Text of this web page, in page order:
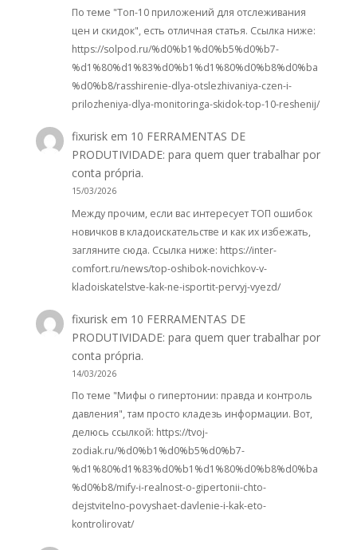
По теме "Топ-10 приложений для отслеживания
цен и скидок", есть отличная статья. Ссылка ниже:
https://solpod.ru/%d0%b1%d0%b5%d0%b7-
%d1%80%d1%83%d0%b1%d1%80%d0%b8%d0%ba
%d0%b8/rasshirenie-dlya-otslezhivaniya-czen-i-
prilozheniya-dlya-monitoringa-skidok-top-10-reshenij/
fixurisk em 10 FERRAMENTAS DE
PRODUTIVIDADE: para quem quer trabalhar por
conta própria.
15/03/2026
Между прочим, если вас интересует ТОП ошибок
новичков в кладоискательстве и как их избежать,
загляните сюда. Ссылка ниже: https://inter-
comfort.ru/news/top-oshibok-novichkov-v-
kladoiskatelstve-kak-ne-isportit-pervyj-vyezd/
fixurisk em 10 FERRAMENTAS DE
PRODUTIVIDADE: para quem quer trabalhar por
conta própria.
14/03/2026
По теме "Мифы о гипертонии: правда и контроль
давления", там просто кладезь информации. Вот,
делюсь ссылкой: https://tvoj-
zodiak.ru/%d0%b1%d0%b5%d0%b7-
%d1%80%d1%83%d0%b1%d1%80%d0%b8%d0%ba
%d0%b8/mify-i-realnost-o-gipertonii-chto-
dejstvitelno-povyshaet-davlenie-i-kak-eto-
kontrolirovat/